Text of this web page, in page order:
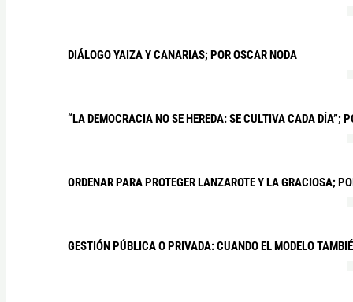
DIÁLOGO YAIZA Y CANARIAS; POR OSCAR NODA
“LA DEMOCRACIA NO SE HEREDA: SE CULTIVA CADA DÍA”;
ORDENAR PARA PROTEGER LANZAROTE Y LA GRACIOSA;
GESTIÓN PÚBLICA O PRIVADA: CUANDO EL MODELO